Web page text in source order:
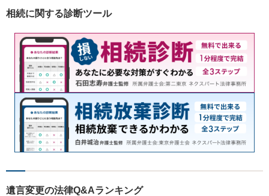
相続に関する診断ツール
遺言変更の法律Q&Aランキング